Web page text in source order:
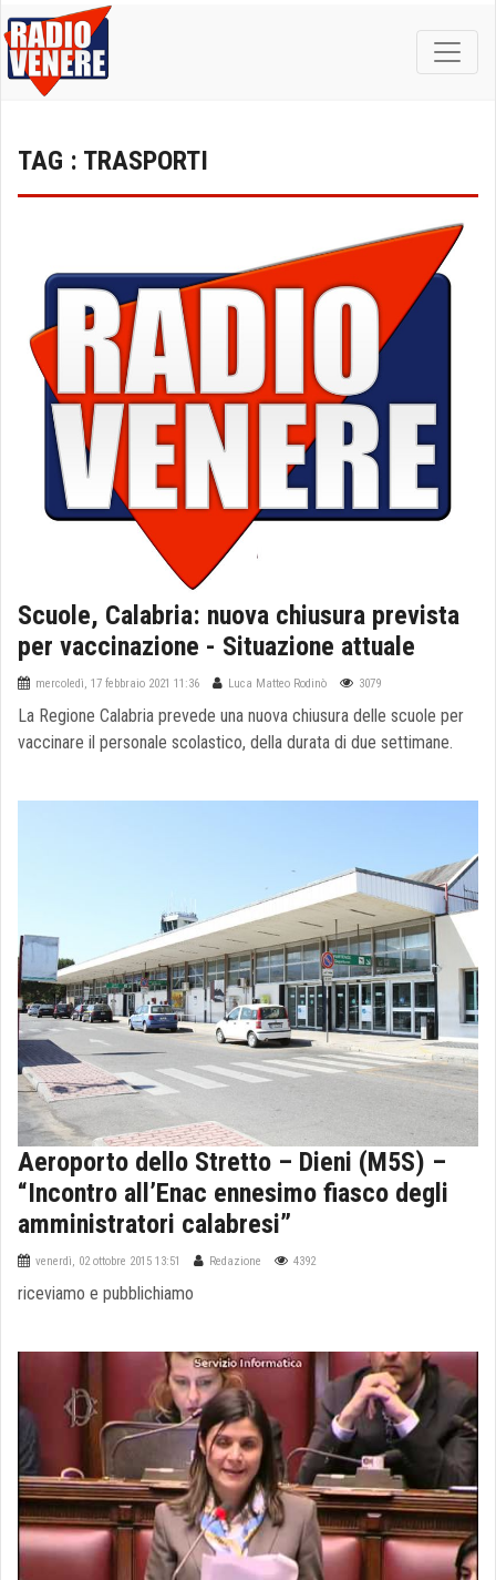
TAG : TRASPORTI
Scuole, Calabria: nuova chiusura prevista
per vaccinazione - Situazione attuale
mercoledì, 17 febbraio 2021 11:36 Luca Matteo Rodinò 3079
La Regione Calabria prevede una nuova chiusura delle scuole per
vaccinare il personale scolastico, della durata di due settimane.
Aeroporto dello Stretto – Dieni (M5S) –
“Incontro all’Enac ennesimo fiasco degli
amministratori calabresi”
venerdì, 02 ottobre 2015 13:51 Redazione 4392
riceviamo e pubblichiamo